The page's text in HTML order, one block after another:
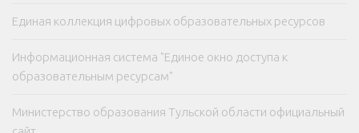
Единая коллекция цифровых образовательных ресурсов
Информационная система "Единое окно доступа к
образовательным ресурсам"
Министерство образования Тульской области официальный